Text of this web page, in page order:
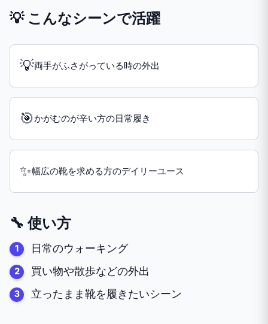
💡 こんなシーンで活躍
💡両手がふさがっている時の外出
🎯かがむのが辛い方の日常履き
✨幅広の靴を求める方のデイリーユース
🔧 使い方
日常のウォーキング
買い物や散歩などの外出
立ったまま靴を履きたいシーン